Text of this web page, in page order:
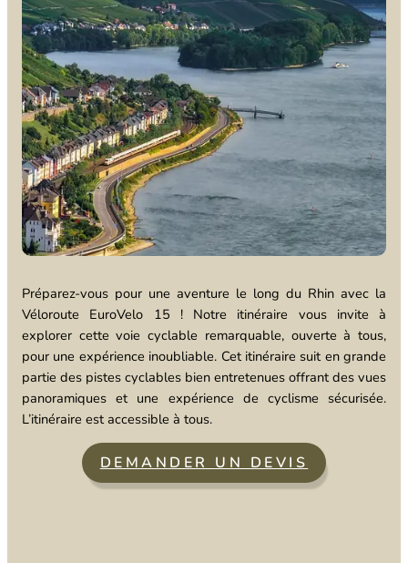
Préparez-vous pour une aventure le long du Rhin avec la
Véloroute EuroVelo 15 ! Notre itinéraire vous invite à
explorer cette voie cyclable remarquable, ouverte à tous,
pour une expérience inoubliable. Cet itinéraire suit en grande
partie des pistes cyclables bien entretenues offrant des vues
panoramiques et une expérience de cyclisme sécurisée.
L’itinéraire est accessible à tous.
DEMANDER UN DEVIS